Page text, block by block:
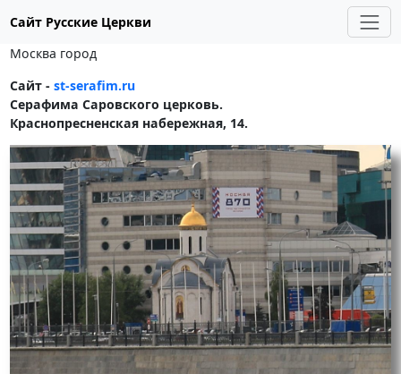
Сайт Русские Церкви
Москва город
Сайт - st-serafim.ru
Серафима Саровского церковь.
Краснопресненская набережная, 14.